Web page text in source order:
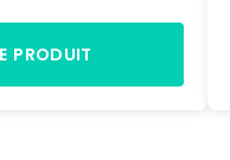
être montée.
et de 2 bras
structure est
PRODUIT